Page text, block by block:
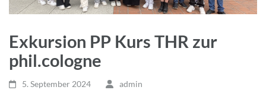
Exkursion PP Kurs THR zur
phil.cologne
5. September 2024 admin